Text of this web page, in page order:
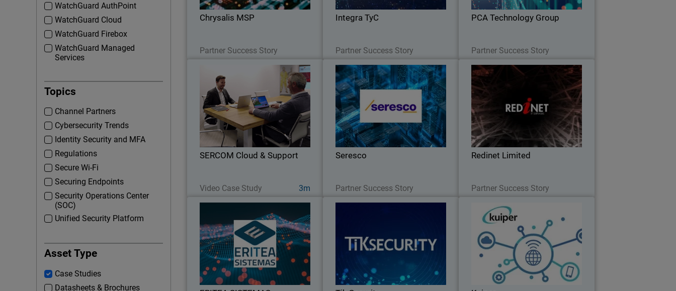
WatchGuard AuthPoint
WatchGuard Cloud
WatchGuard Firebox
WatchGuard Managed
Services
Topics
Channel Partners
Cybersecurity Trends
Identity Security and MFA
Regulations
Secure Wi-Fi
Securing Endpoints
Security Operations Center
(SOC)
Unified Security Platform
Asset Type
Case Studies
Datasheets & Brochures
Chrysalis MSP
Partner Success Story
Integra TyC
Partner Success Story
PCA Technology Group
Partner Success Story
WatchGuardONE
SERCOM Cloud & Support
Video Case Study 3m
SERCOM Cloud & Support
SERCOM, se convierte en MSP de
WatchGuard y estrecha aún más su
relación con el fabricante, apostando
por su innovador portfolio de
soluciones y servicios.
Seresco
Partner Success Story
Seresco
Para adentrarse en el mundo de la
ciberseguridad como MSSP, Seresco
buscaba un partner con un programa
de canal estable y flexible como el de
Redinet Limited
Partner Success Story
Redinet Limited
Lea este artículo para conocer cómo
Redinet encontró en WatchGuard un
mejor servicio de detección y respuesta
de Threat Hunting
ERITEA SISTEMAS elige a WatchGuard
como único proveedor de soluciones de
seguridad por la amplitud de su oferta y
su proyección.
Los servicios de WatchGuard han
permitido a Tik Security ofrecer a sus
administrados que van desde el punto
final hasta el perímetro.
La arquitectura de Unified Security
Platform® de WatchGuard ayuda a
Kuiper Technology a continuar
evolucionando y creciendo.